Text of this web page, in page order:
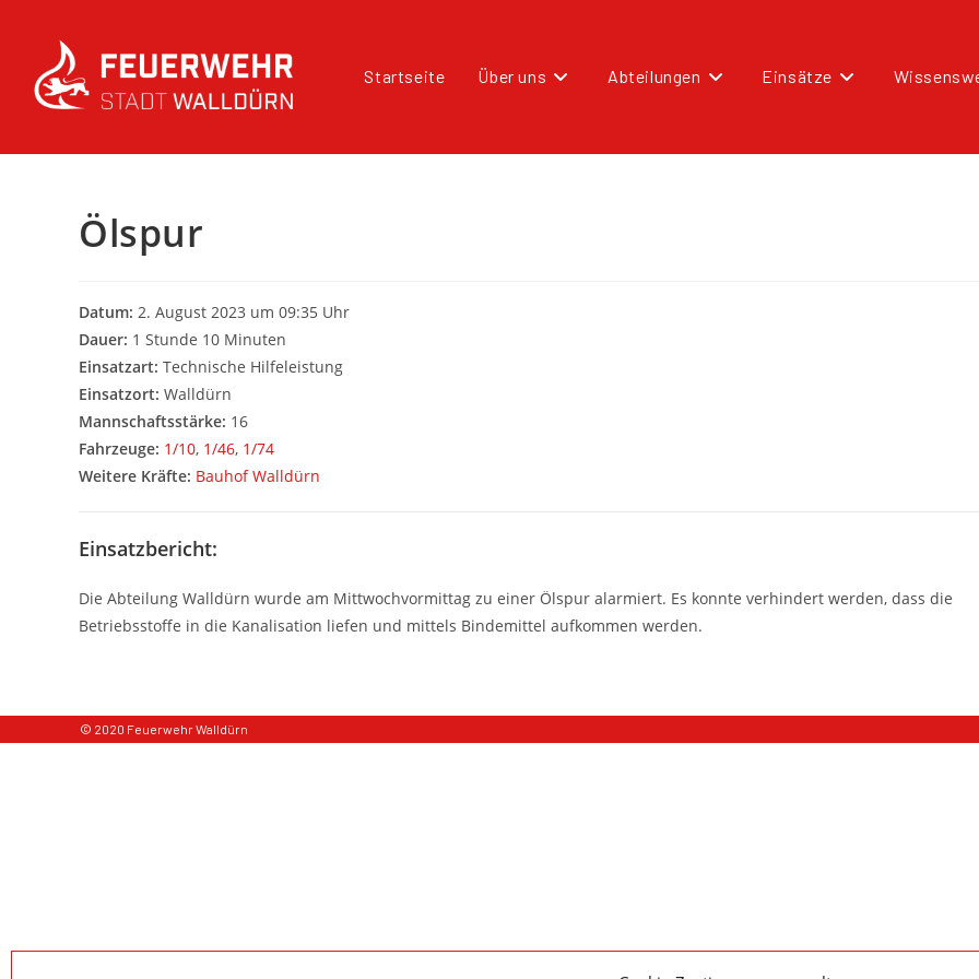
Startseite Über uns Abteilungen Einsätze
Ölspur
Datum: 2. August 2023 um 09:35 Uhr
Dauer: 1 Stunde 10 Minuten
Einsatzart: Technische Hilfeleistung
Einsatzort: Walldürn
Mannschaftsstärke: 16
Fahrzeuge: 1/10, 1/46, 1/74
Weitere Kräfte: Bauhof Walldürn
Einsatzbericht:
Die Abteilung Walldürn wurde am Mittwochvormittag zu einer Ölspur alarmiert. Es konnte verhindert werden, dass die
Betriebsstoffe in die Kanalisation liefen und mittels Bindemittel aufkommen werden.
© 2020 Feuerwehr Walldürn